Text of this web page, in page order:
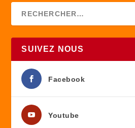
SUIVEZ NOUS
Facebook
Youtube